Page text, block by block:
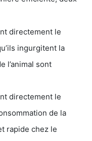
directement le
ingurgitent la
l’animal sont
directement le
de la
rapide chez le